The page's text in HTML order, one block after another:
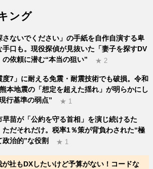
ング
さないでください」の手紙を自作自演する卑
手口も。現役探偵が見抜いた「妻子を探すDV
の依頼に潜む“本当の狙い”
★ 2
度7」に耐える免震・耐震技術でも破損。令和
本地震の「想定を超えた揺れ」が明らかにし
行基準の弱点”
★ 1
早苗が「公約を守る首相」を演じ続けるた
ただそれだけ。税率1％策が背負わされた“極
政治的”な役割
★ 1
が社もDXしたいけど予算がない！コードな